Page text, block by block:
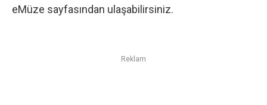
eMüze sayfasından ulaşabilirsiniz.
Reklam